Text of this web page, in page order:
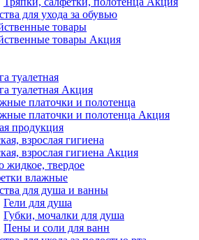
для ухода за обувью
товары
товары Акция
туалетная
туалетная Акция
платочки и полотенца
платочки и полотенца Акция
продукция
взрослая гигиена
взрослая гигиена Акция
твердое
влажные
для душа и ванны
Гели для душа
Губки, мочалки для душа
Пены и соли для ванн